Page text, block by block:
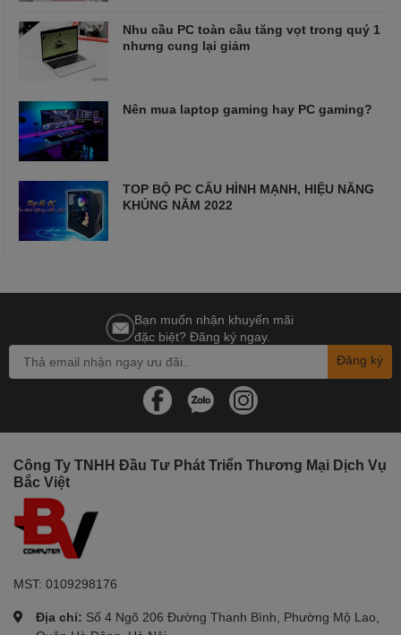
Nhu cầu PC toàn cầu tăng vọt trong quý 1
nhưng cung lại giảm
Nên mua laptop gaming hay PC gaming?
TOP BỘ PC CẤU HÌNH MẠNH, HIỆU NĂNG
KHỦNG NĂM 2022
Bạn muốn nhận khuyến mãi
đặc biệt? Đăng ký ngay.
Đăng ký
Công Ty TNHH Đầu Tư Phát Triển Thương Mại Dịch Vụ
Bắc Việt
MST: 0109298176
Địa chỉ: Số 4 Ngõ 206 Đường Thanh Bình, Phường Mộ Lao,